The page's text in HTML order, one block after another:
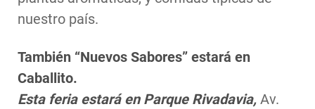
nuestro país.
También “Nuevos Sabores” estará en
Caballito.
Esta feria estará en Parque Rivadavia, Av.